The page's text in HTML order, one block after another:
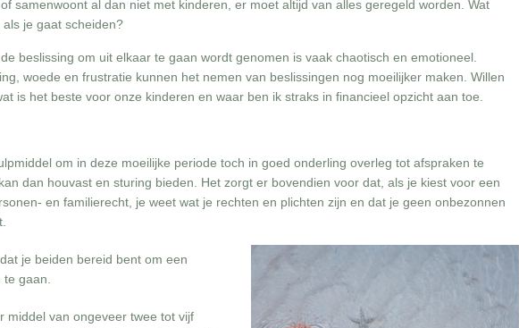
samenwoont al dan niet met kinderen, er moet altijd van alles geregeld worden. Wat
je gaat scheiden?
beslissing om uit elkaar te gaan wordt genomen is vaak chaotisch en emotioneel.
woede en frustratie kunnen het nemen van beslissingen nog moeilijker maken. Willen
is het beste voor onze kinderen en waar ben ik straks in financieel opzicht aan toe.
om in deze moeilijke periode toch in goed onderling overleg tot afspraken te
dan houvast en sturing bieden. Het zorgt er bovendien voor dat, als je kiest voor een
en familierecht, je weet wat je rechten en plichten zijn en dat je geen onbezonnen
je beiden bereid bent om een
te gaan.
middel van ongeveer twee tot vijf